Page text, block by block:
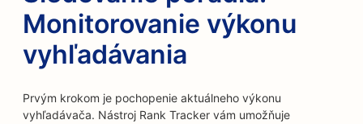
Monitorovanie výkonu
vyhľadávania
Prvým krokom je pochopenie aktuálneho výkonu
vyhľadávača. Nástroj Rank Tracker vám umožňuje